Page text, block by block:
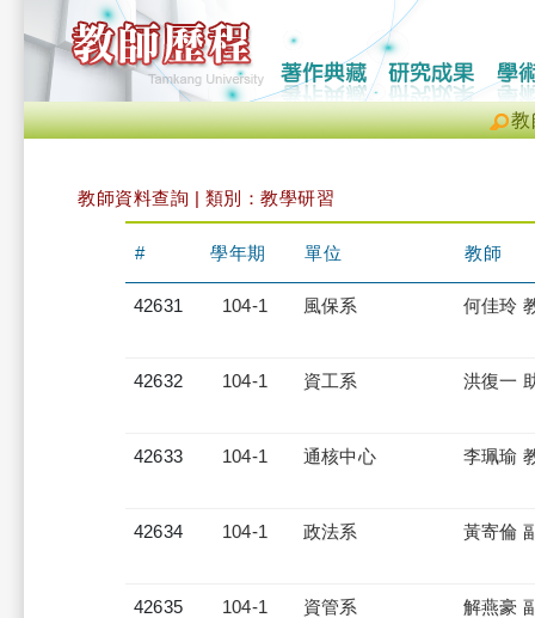
教
教師資料查詢 | 類別：教學研習
# 學年期 單位 教師
42631 104-1 風保系 何佳玲
42632 104-1 資工系 洪復一
42633 104-1 通核中心 李珮瑜
42634 104-1 政法系 黃寄倫
42635 104-1 資管系 解燕豪